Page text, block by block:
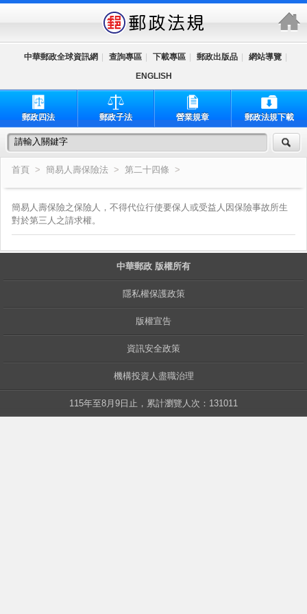
中華郵政全球資訊網 查詢專區 下載專區 郵政出版品 網站導覽
ENGLISH
郵政四法 郵政子法 營業規章 郵政法規下載
首頁 > 簡易人壽保險法 > 第二十四條 >
簡易人壽保險之保險人，不得代位行使要保人或受益人因保險事故所生
對於第三人之請求權。
中華郵政 版權所有
隱私權保護政策
版權宣告
資訊安全政策
機構投資人盡職治理
115年至8月9日止，累計瀏覽人次：131011